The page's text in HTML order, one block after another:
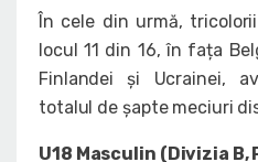
În cele din urmă,
locul 11 din 16, în fața
Finlandei și Ucrainei,
totalul de șapte meciuri
U18 Masculin (Divizia